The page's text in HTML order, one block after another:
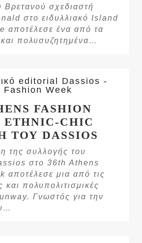
Βρετανού σχεδιαστή
στο ειδυλλιακό Island
αποτέλεσε ένα από τα
πολυσυζητημένα…
FASHION
CHIC
ΤΟΥ DASSIOS
της συλλογής του
στο 36th Athens
αποτέλεσε μια από τις
και πολυπολιτισμικές
Γνωστός για την